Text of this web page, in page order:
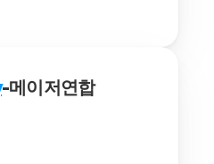
-메이저연합